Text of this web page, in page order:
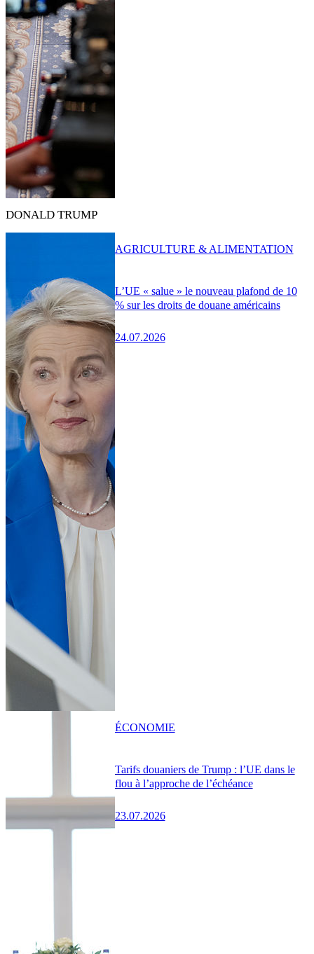
DONALD TRUMP
L’UE « salue » le nouveau plafond de 10
% sur les droits de douane américains
24.07.2026
AGRICULTURE & ALIMENTATION
Tarifs douaniers de Trump : l’UE dans le
flou à l’approche de l’échéance
23.07.2026
ÉCONOMIE